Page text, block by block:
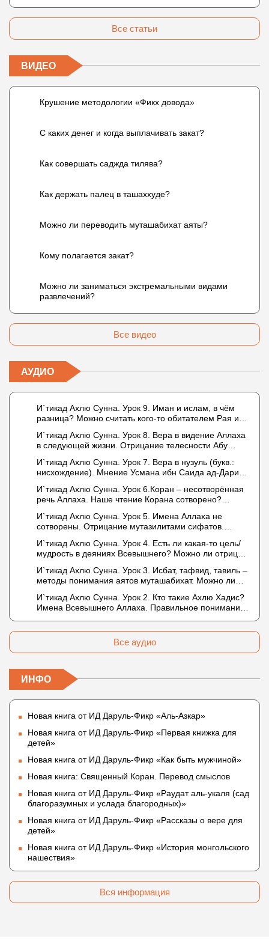
Все статьи
ВИДЕО
Крушение методологии «Фикх довода»
С каких денег и когда выплачивать закат?
Как совершать саджда тилява?
Как держать палец в ташаххуде?
Можно ли переводить муташабихат аяты?
Кому полагается закат?
Можно ли заниматься экстремальными видами
развлечений?
Все видео
АУДИО
И`тикад Ахлю Сунна. Урок 9. Иман и ислам, в чём
разница? Можно считать кого-то обитателем Рая или
И`тикад Ахлю Сунна. Урок 8. Вера в видение Аллаха
в следующей жизни. Отрицание телесности Абу
Усмана ибн Саида ад-Дарими. Иман – это слова,
дела и познание
И`тикад Ахлю Сунна. Урок 7. Вера в нузуль (букв.:
нисхождение). Мнение Усмана ибн Саида ад-Дарими
описывается физическим движением?
И`тикад Ахлю Сунна. Урок 6.Коран – несотворённая
речь Аллаха. Наше чтение Корана сотворено?
И`тикад Ахлю Сунна. Урок 5. Имена Аллаха не
сотворены. Отрицание мутазилитами сифатов.
И`тикад Ахлю Сунна. Урок 4. Есть ли какая-то цель/
мудрость в деяниях Всевышнего? Можно ли отрицать
не пришло в Коране и Сунне? Концепция ибн
Таймийи
И`тикад Ахлю Сунна. Урок 3. Исбат, тафвид, тавиль –
методы понимания аятов муташабихат. Можно ли
Что означает утверждение сифата «биля кейфа»
(без образа)?
И`тикад Ахлю Сунна. Урок 2. Кто такие Ахлю Хадис?
Имена Всевышнего Аллаха. Правильное понимание
Все аудио
ИНФО
Новая книга от ИД Даруль-Фикр «Аль-Азкар»
Новая книга от ИД Даруль-Фикр «Первая книжка для
детей»
Новая книга от ИД Даруль-Фикр «Как быть мужчиной»
Новая книга: Священный Коран. Перевод смыслов
Новая книга от ИД Даруль-Фикр «Раудат аль-укаля (cад
благоразумных и услада благородных)»
Новая книга от ИД Даруль-Фикр «Рассказы о вере для
детей»
Новая книга от ИД Даруль-Фикр «История монгольского
нашествия»
Вся информация